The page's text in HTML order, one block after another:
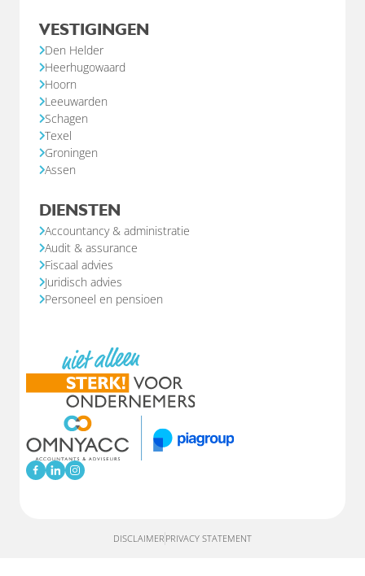
VESTIGINGEN
Den Helder
Heerhugowaard
Hoorn
Leeuwarden
Schagen
Texel
Groningen
Assen
DIENSTEN
Accountancy & administratie
Audit & assurance
Fiscaal advies
Juridisch advies
Personeel en pensioen
DISCLAIMER PRIVACY STATEMENT